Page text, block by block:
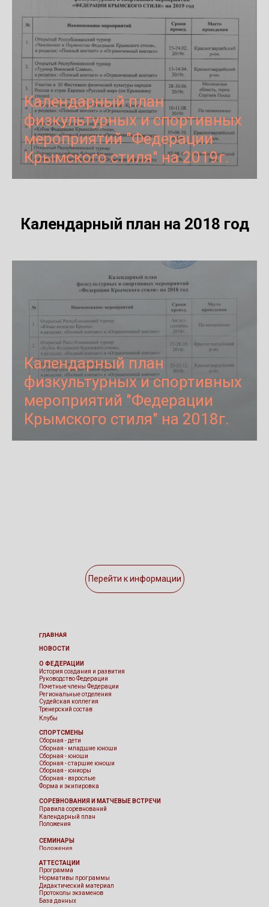
Календарный план
физкультурных и спортивных
мероприятий "Федерации
Крымского стиля" на 2019г.
Календарный план на 2018 год
Календарный план
физкультурных и спортивных
мероприятий "Федерации
Крымского стиля" на 2018г.
Перейти к информации
ГЛАВНАЯ
История создания и развития
СОРЕВНОВАНИЯ И МАТЧЕВЫЕ ВСТРЕЧИ
Сборная - дети
Правила соревнований
НОВОСТИ
О ФЕДЕРАЦИИ
СПОРТСМЕНЫ
СЕМИНАРЫ
Положения
АТТЕСТАЦИИ
Программа
Судейская коллегия
Почетные члены Федерации
Руководство Федерации
Тренерский состав
Клубы
Региональные отделения
Сборная - юниоры
Форма и экипировка
Сборная - старшие юноши
Сборная - юноши
Сборная - взрослые
Сборная - младшие юноши
Календарный план
База данных
Дидактический материал
Нормативы программы
Протоколы экзаменов
Положения